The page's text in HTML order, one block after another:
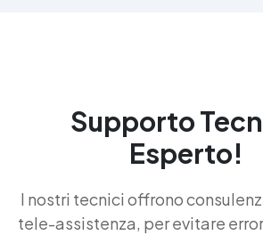
Supporto
Esperto!
I nostri tecnici offrono
tele-assistenza, per evitare